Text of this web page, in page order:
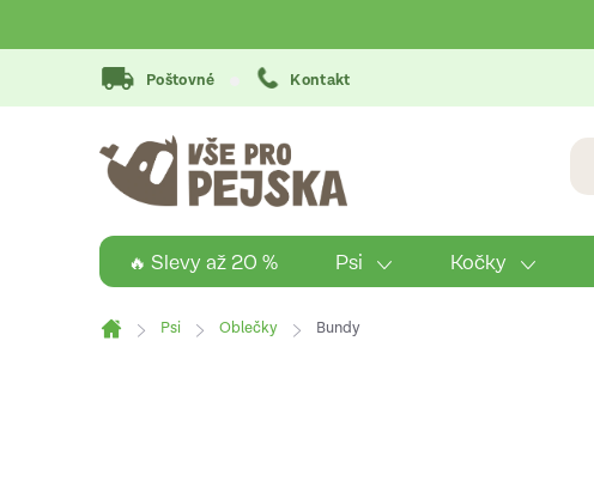
na
Poštovné Kontakt
🔥 Slevy až 20 % Psi Kočky
Domů
Psi Oblečky Bundy